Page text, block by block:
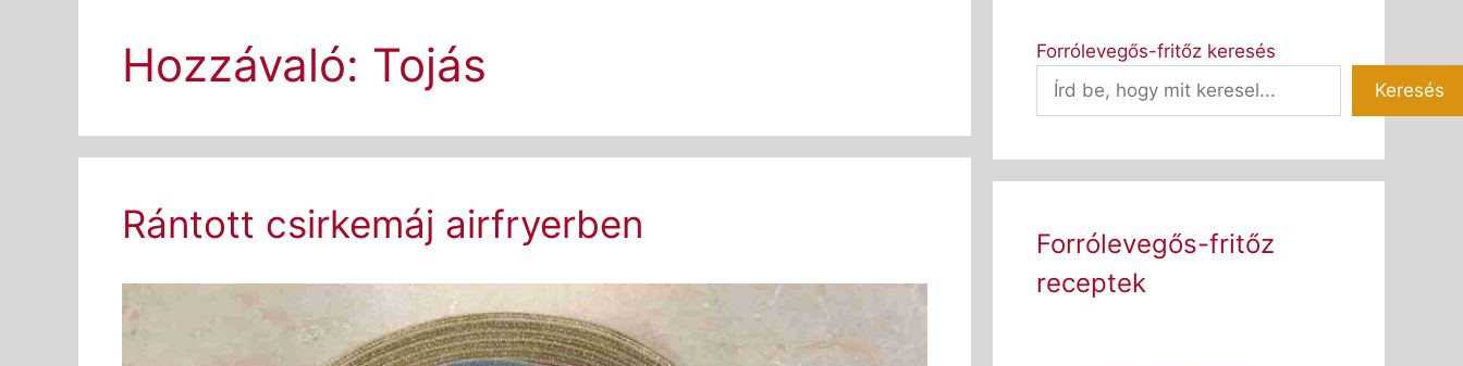
Hozzávaló: Tojás
Rántott csirkemáj airfryerben
Forrólevegős-fritőz keresés
Keresés
Forrólevegős-fritőz
receptek